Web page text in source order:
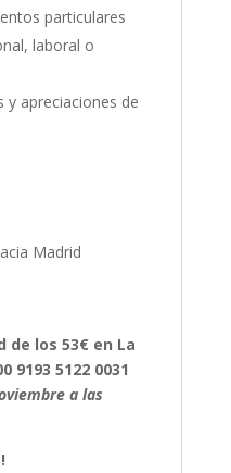
particulares
laboral o
y apreciaciones de
Madrid
los 53€ en La
9193 5122 0031
a las